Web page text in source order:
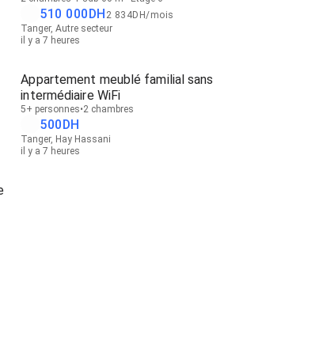
510 000DH 2 834DH/mois
Tanger, Autre secteur
il y a 7 heures
Appartement meublé familial sans
intermédiaire WiFi
5+ personnes 2 chambres
500DH
Tanger, Hay Hassani
il y a 7 heures